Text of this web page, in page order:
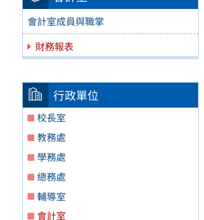
會計室成員與職掌
財務報表
行政單位
校長室
教務處
學務處
總務處
輔導室
會計室